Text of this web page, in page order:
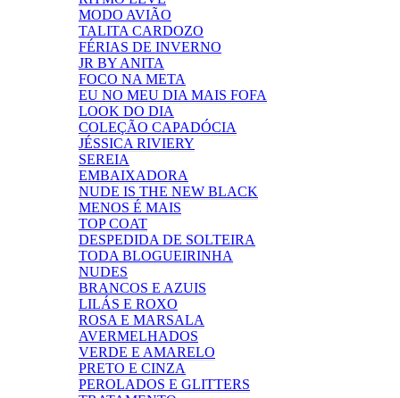
MODO AVIÃO
TALITA CARDOZO
FÉRIAS DE INVERNO
JR BY ANITA
FOCO NA META
EU NO MEU DIA MAIS FOFA
LOOK DO DIA
COLEÇÃO CAPADÓCIA
JÉSSICA RIVIERY
SEREIA
EMBAIXADORA
NUDE IS THE NEW BLACK
MENOS É MAIS
TOP COAT
DESPEDIDA DE SOLTEIRA
TODA BLOGUEIRINHA
NUDES
BRANCOS E AZUIS
LILÁS E ROXO
ROSA E MARSALA
AVERMELHADOS
VERDE E AMARELO
PRETO E CINZA
PEROLADOS E GLITTERS